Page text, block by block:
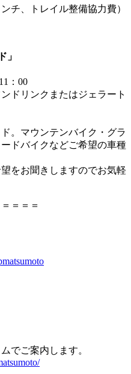
チ、トレイル整備協力費）
」
：00
ドリンクまたはジェラート
。マウンテンバイク・グラ
ドバイクなどご希望の車種
をお聞きしますのでお気軽
＝＝＝
ムでご案内します。